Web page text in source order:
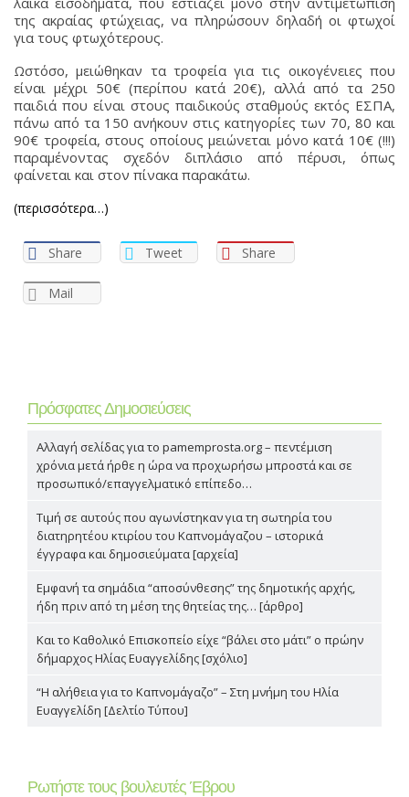
της ακραίας φτώχειας, να πληρώσουν δηλαδή οι φτωχοί
για τους φτωχότερους.
Ωστόσο, μειώθηκαν τα τροφεία για τις οικογένειες που
είναι μέχρι 50€ (περίπου κατά 20€), αλλά από τα 250
παιδιά που είναι στους παιδικούς σταθμούς εκτός ΕΣΠΑ,
πάνω από τα 150 ανήκουν στις κατηγορίες των 70, 80 και
90€ τροφεία, στους οποίους μειώνεται μόνο κατά 10€ (!!!)
παραμένοντας σχεδόν διπλάσιο από πέρυσι, όπως
φαίνεται και στον πίνακα παρακάτω.
(περισσότερα…)
Share Tweet Share
Mail
Πρόσφατες Δημοσιεύσεις
Αλλαγή σελίδας για το pamemprosta.org – πεντέμιση
χρόνια μετά ήρθε η ώρα να προχωρήσω μπροστά και σε
προσωπικό/επαγγελματικό επίπεδο…
Τιμή σε αυτούς που αγωνίστηκαν για τη σωτηρία του
διατηρητέου κτιρίου του Καπνομάγαζου – ιστορικά
έγγραφα και δημοσιεύματα [αρχεία]
Εμφανή τα σημάδια “αποσύνθεσης” της δημοτικής αρχής,
ήδη πριν από τη μέση της θητείας της… [άρθρο]
Και το Καθολικό Επισκοπείο είχε “βάλει στο μάτι” ο πρώην
δήμαρχος Ηλίας Ευαγγελίδης [σχόλιο]
“Η αλήθεια για το Καπνομάγαζο” – Στη μνήμη του Ηλία
Ευαγγελίδη [Δελτίο Τύπου]
Ρωτήστε τους βουλευτές Έβρου